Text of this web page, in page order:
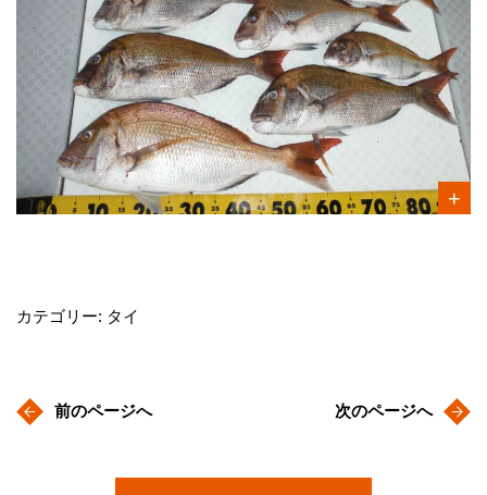
カテゴリー: タイ
前のページへ 次のページへ